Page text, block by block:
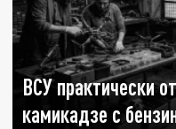
ВСУ практически
камикадзе с